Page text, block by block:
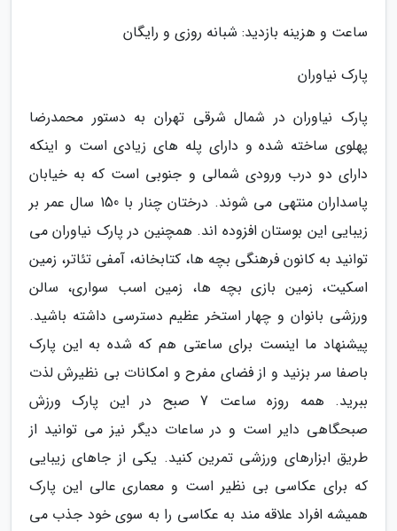
ساعت و هزینه بازدید: شبانه روزی و رایگان
پارک نیاوران
پارک نیاوران در شمال شرقی تهران به دستور محمدرضا
پهلوی ساخته شده و دارای پله های زیادی است و اینکه
دارای دو درب ورودی شمالی و جنوبی است که به خیابان
پاسداران منتهی می شوند. درختان چنار با 150 سال عمر بر
زیبایی این بوستان افزوده اند. همچنین در پارک نیاوران می
توانید به کانون فرهنگی بچه ها، کتابخانه، آمفی تئاتر، زمین
اسکیت، زمین بازی بچه ها، زمین اسب سواری، سالن
ورزشی بانوان و چهار استخر عظیم دسترسی داشته باشید.
پیشنهاد ما اینست برای ساعتی هم که شده به این پارک
باصفا سر بزنید و از فضای مفرح و امکانات بی نظیرش لذت
ببرید. همه روزه ساعت 7 صبح در این پارک ورزش
صبحگاهی دایر است و در ساعات دیگر نیز می توانید از
طریق ابزارهای ورزشی تمرین کنید. یکی از جاهای زیبایی
که برای عکاسی بی نظیر است و معماری عالی این پارک
همیشه افراد علاقه مند به عکاسی را به سوی خود جذب می